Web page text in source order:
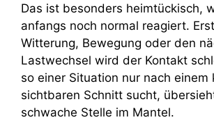
Das ist besonders heimtückisch,
anfangs noch normal reagiert.
Witterung, Bewegung oder den
Lastwechsel wird der Kontakt
so einer Situation nur nach einem
sichtbaren Schnitt sucht,
schwache Stelle im Mantel.